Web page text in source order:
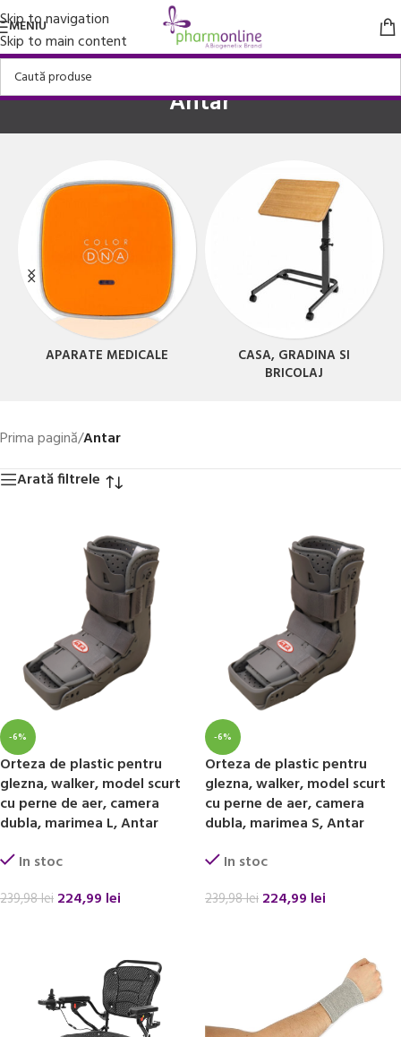
Skip to navigation
Skip to main content
MENIU
Antar
APARATE MEDICALE
CASA, GRADINA SI
BRICOLAJ
Prima pagină/Antar
Arată filtrele
-6%
Orteza de plastic pentru
glezna, walker, model scurt
cu perne de aer, camera
dubla, marimea L, Antar
In stoc
239,98lei 224,99 lei
-6%
Orteza de plastic pentru
glezna, walker, model scurt
cu perne de aer, camera
dubla, marimea S, Antar
In stoc
239,98lei 224,99 lei